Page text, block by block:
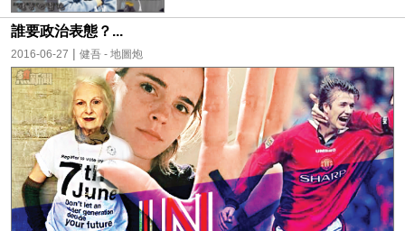
誰要政治表態？...
2016-06-27 | 健吾 - 地圖炮